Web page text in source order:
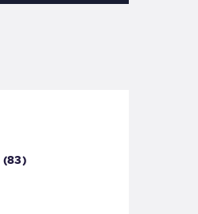
(83)